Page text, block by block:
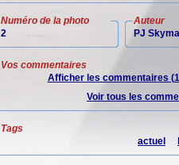
Numéro de la photo
2
Auteur
PJ
Vos commentaires
Afficher les commentaires
Voir tous les
Tags
actuel